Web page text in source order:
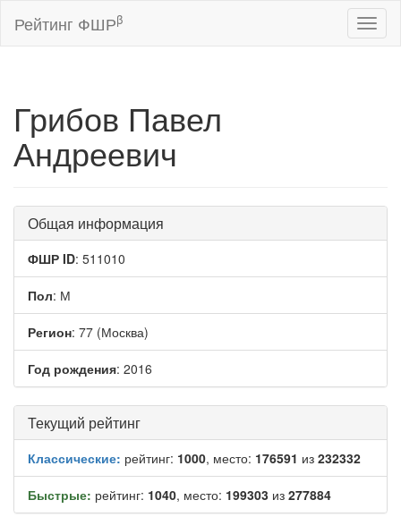
Рейтинг ФШРβ
Грибов Павел
Андреевич
Общая информация
ФШР ID: 511010
Пол: М
Регион: 77 (Москва)
Год рождения: 2016
Текущий рейтинг
Классические: рейтинг: 1000, место: 176591 из 232332
Быстрые: рейтинг: 1040, место: 199303 из 277884